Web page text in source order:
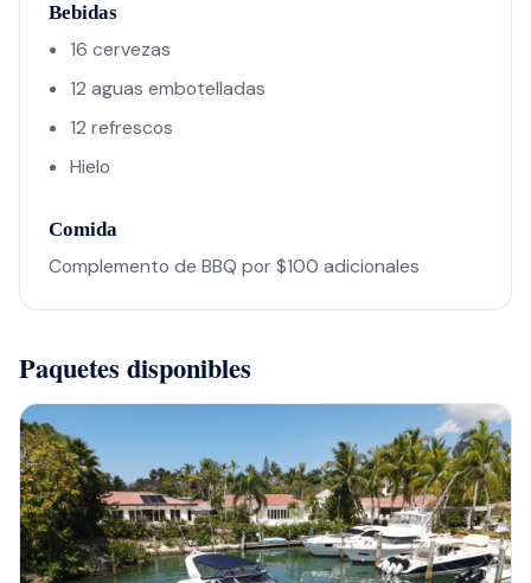
Bebidas
16 cervezas
12 aguas embotelladas
12 refrescos
Hielo
Comida
Complemento de BBQ por $100 adicionales
Paquetes disponibles